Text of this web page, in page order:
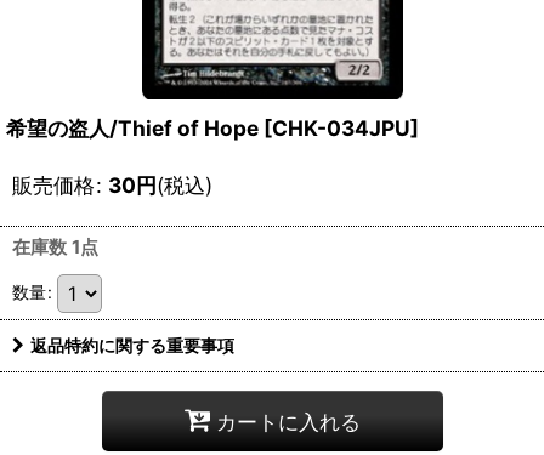
希望の盗人/Thief of Hope [CHK-034JPU]
販売価格: 30円(税込)
在庫数 1点
数量:
返品特約に関する重要事項
カートに入れる